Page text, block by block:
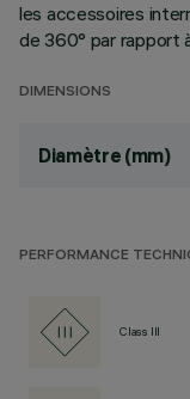
les accessoires
de 360° par rapport
DIMENSIONS
Diamètre (mm)
PERFORMANCE
Class III